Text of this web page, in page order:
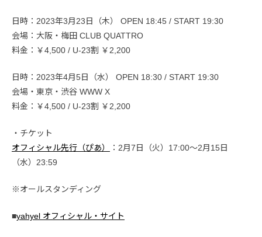
日時：2023年3月23日（木） OPEN 18:45 / START 19:30
会場：大阪・梅田 CLUB QUATTRO
料金：￥4,500 / U-23割 ￥2,200
日時：2023年4月5日（水） OPEN 18:30 / START 19:30
会場・東京・渋谷 WWW X
料金：￥4,500 / U-23割 ￥2,200
・チケット
オフィシャル先行（ぴあ）
：2月7日（火）17:00〜2月15日
（水）23:59
※オールスタンディング
■yahyel オフィシャル・サイト